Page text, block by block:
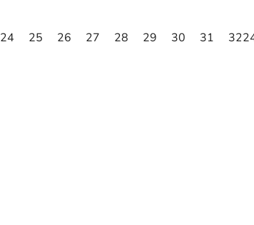
24 25 26 27 28 29 30 31 32